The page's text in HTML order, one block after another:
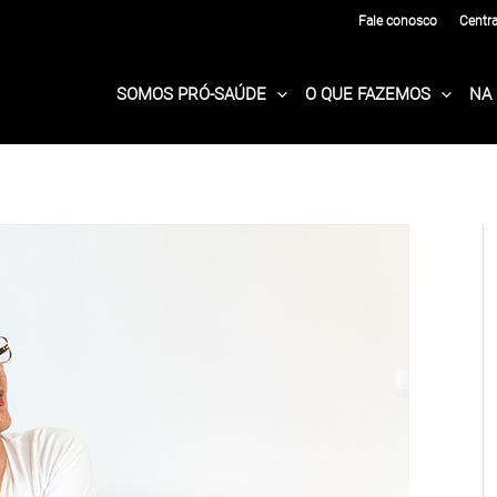
Fale conosco
SOMOS PRÓ-SAÚDE O QUE FAZEMOS NA